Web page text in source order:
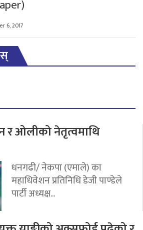
6, 2017
र ओलीको नेतृत्वमाथि
धनगढी/ नेकपा (एमाले) का
महाधिवेशन प्रतिनिधि डेजी पाण्डेले
पार्टी अध्यक्ष...